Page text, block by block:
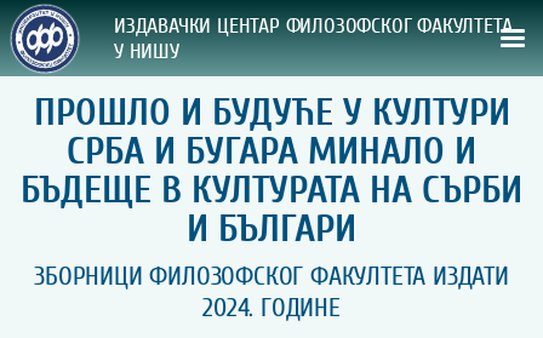
ИЗДАВАЧКИ ЦЕНТАР ФИЛОЗОФСКОГ ФАКУЛТЕТА
У НИШУ
СВА НАША ИЗДАЊА
ВРСТА ИЗДАЊА:
ГОДИНА ОБЈАВЉИВАЊА:
ПРЕГЛЕД
ПРОШЛО И БУДУЋЕ У КУЛТУРИ
СРБА И БУГАРА МИНАЛО И
БЪДЕЩЕ В КУЛТУРАТА НА СЪРБИ
И БЪЛГАРИ
ЗБОРНИЦИ ФИЛОЗОФСКОГ ФАКУЛТЕТА ИЗДАТИ
2024. ГОДИНЕ